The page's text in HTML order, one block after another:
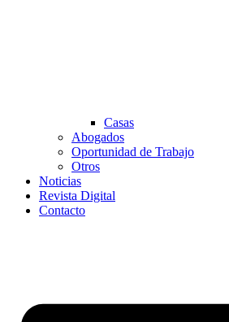
Casas
Abogados
Oportunidad de Trabajo
Otros
Noticias
Revista Digital
Contacto